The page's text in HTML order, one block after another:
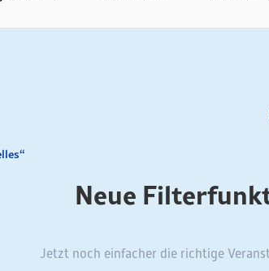
Neue
Jetzt noch einfacher die richtige